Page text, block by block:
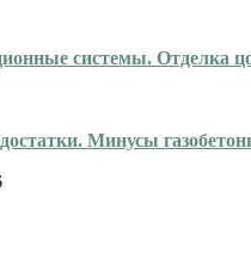
системы. Отделка
Минусы